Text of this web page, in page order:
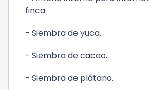
finca.
- Siembra de yuca.
- Siembra de cacao.
- Siembra de plátano.